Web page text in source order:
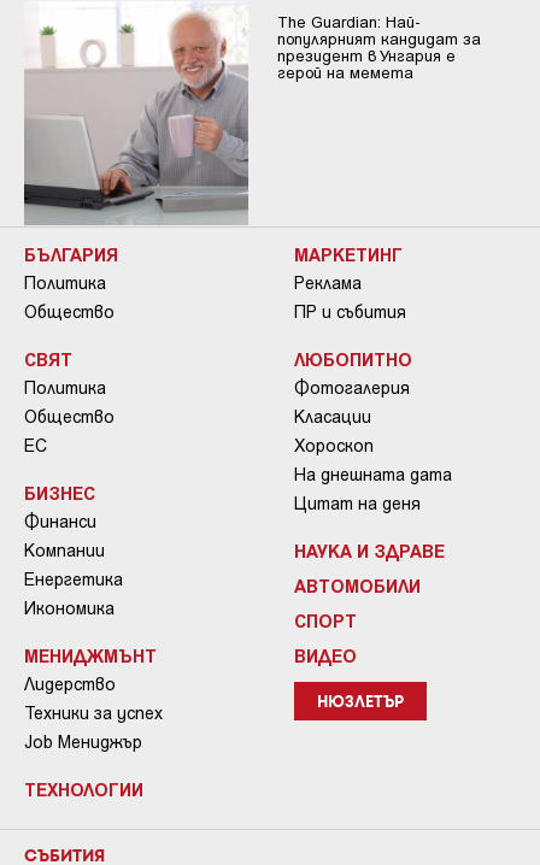
The Guardian: Най-
популярният кандидат за
президент в Унгария е
герой на мемета
БЪЛГАРИЯ
Политика
Общество
СВЯТ
Политика
Общество
ЕС
БИЗНЕС
Финанси
Компании
Енергетика
Икономика
МЕНИДЖМЪНТ
Лидерство
Техники за успех
Job Мениджър
ТЕХНОЛОГИИ
МАРКЕТИНГ
Реклама
ПР и събития
ЛЮБОПИТНО
Фотогалерия
Класации
Хороскоп
На днешната дата
Цитат на деня
НАУКА И ЗДРАВЕ
АВТОМОБИЛИ
СПОРТ
ВИДЕО
НЮЗЛЕТЪР
СЪБИТИЯ